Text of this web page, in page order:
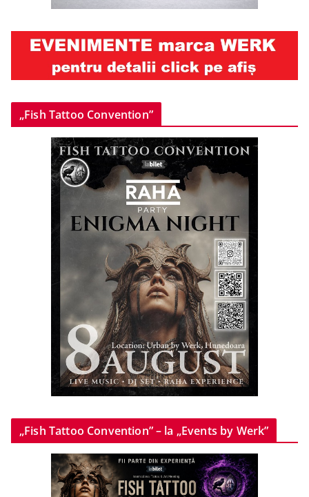
„Fish Tattoo Convention”
„Fish Tattoo Convention” – la „Events by Werk”